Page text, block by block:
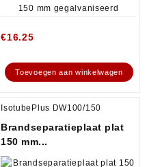
€16.25
Toevoegen aan winkelwagen
IsotubePlus DW100/150
Brandseparatieplaat plat
150 mm...